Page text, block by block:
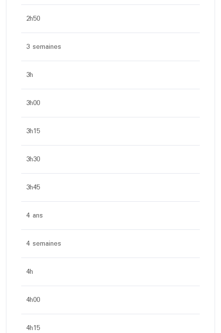
2h50
3 semaines
3h
3h00
3h15
3h30
3h45
4 ans
4 semaines
4h
4h00
4h15